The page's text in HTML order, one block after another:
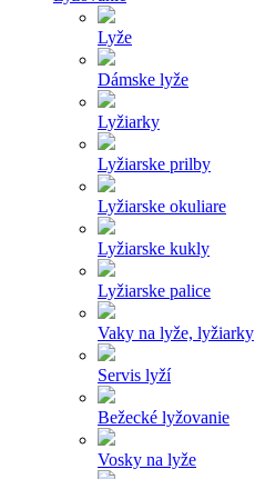
Lyže
Dámske lyže
Lyžiarky
Lyžiarske prilby
Lyžiarske okuliare
Lyžiarske kukly
Lyžiarske palice
Vaky na lyže, lyžiarky
Servis lyží
Bežecké lyžovanie
Vosky na lyže